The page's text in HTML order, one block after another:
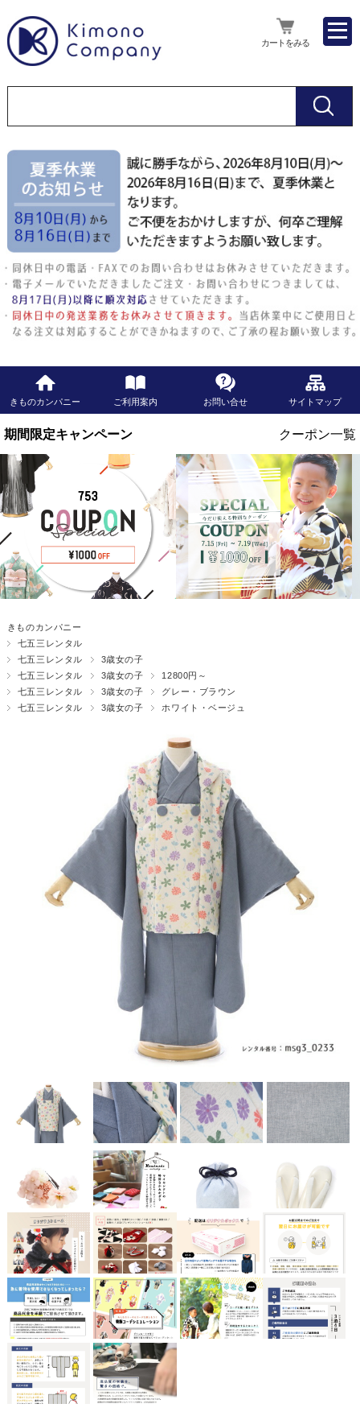
カートをみる
きものカンパニー ご利用案内 お問い合せ サイトマップ
きものカンパニー
七五三レンタル
七五三レンタル
3歳女の子
七五三レンタル
3歳女の子
12800円～
七五三レンタル
3歳女の子
グレー・ブラウン
七五三レンタル
3歳女の子 ホワイト・ベージュ